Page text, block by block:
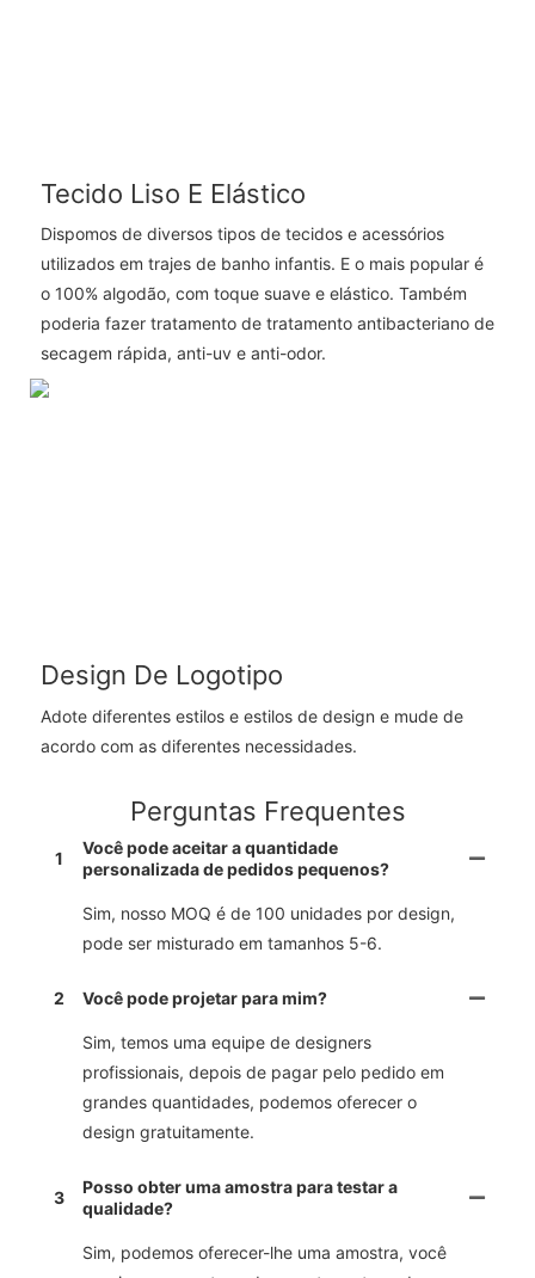
Tecido Liso E Elástico
Dispomos de diversos tipos de tecidos e acessórios
utilizados em trajes de banho infantis. E o mais popular é
o 100% algodão, com toque suave e elástico. Também
poderia fazer tratamento de tratamento antibacteriano de
secagem rápida, anti-uv e anti-odor.
Design De Logotipo
Adote diferentes estilos e estilos de design e mude de
acordo com as diferentes necessidades.
Perguntas Frequentes
1
Você pode aceitar a quantidade
personalizada de pedidos pequenos?
Sim, nosso MOQ é de 100 unidades por design,
pode ser misturado em tamanhos 5-6.
2 Você pode projetar para mim?
Sim, temos uma equipe de designers
profissionais, depois de pagar pelo pedido em
grandes quantidades, podemos oferecer o
design gratuitamente.
3
Posso obter uma amostra para testar a
qualidade?
Sim, podemos oferecer-lhe uma amostra, você